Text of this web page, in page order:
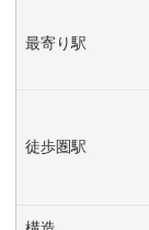
最寄り駅
徒歩圏駅